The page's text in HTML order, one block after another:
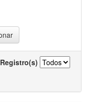
Registro(s)